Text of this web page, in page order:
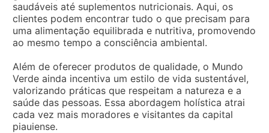
saudáveis até suplementos nutricionais. Aqui, os
clientes podem encontrar tudo o que precisam para
uma alimentação equilibrada e nutritiva, promovendo
ao mesmo tempo a consciência ambiental.
Além de oferecer produtos de qualidade, o Mundo
Verde ainda incentiva um estilo de vida sustentável,
valorizando práticas que respeitam a natureza e a
saúde das pessoas. Essa abordagem holística atrai
cada vez mais moradores e visitantes da capital
piauiense.